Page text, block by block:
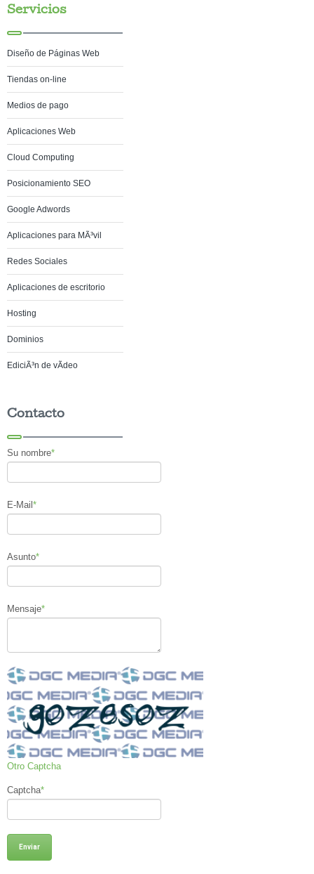
Servicios
Diseño de Páginas Web
Tiendas on-line
Medios de pago
Aplicaciones Web
Cloud Computing
Posicionamiento SEO
Google Adwords
Aplicaciones para MÃ³vil
Redes Sociales
Aplicaciones de escritorio
Hosting
Dominios
EdiciÃ³n de vÃ­deo
Contacto
Su nombre*
E-Mail *
Asunto*
Mensaje*
Otro Captcha
Captcha*